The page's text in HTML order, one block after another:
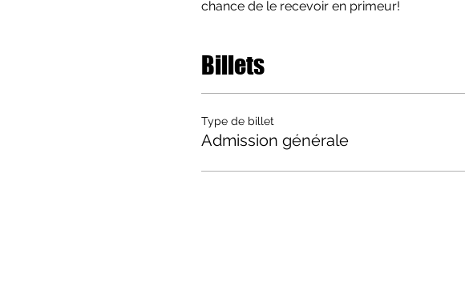
chance de le recevoir en primeur!
Billets
Type de billet
Admission générale